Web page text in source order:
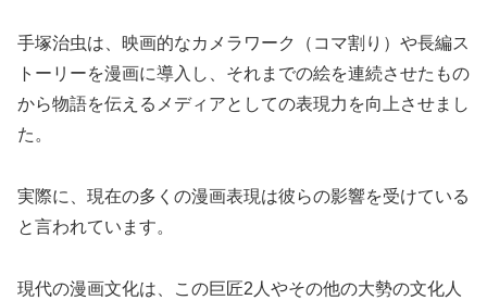
手塚治虫は、映画的なカメラワーク（コマ割り）や長編ス
トーリーを漫画に導入し、それまでの絵を連続させたもの
から物語を伝えるメディアとしての表現力を向上させまし
た。
実際に、現在の多くの漫画表現は彼らの影響を受けている
と言われています。
現代の漫画文化は、この巨匠2人やその他の大勢の文化人